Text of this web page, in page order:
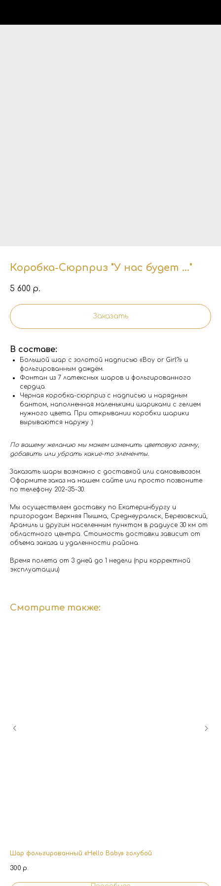
Коробка-Сюрприз "У нас будет ..."
5 600 р.
Заказать
В составе:
Большой шар с золотой надписью «Boy or Girl?» и
фольгированным дождём.
Фонтан из 7 латексных шаров и фольгированного
сердца.
Черная коробка-сюрприз с надписью и нарядным
бантом, наполненная маленькими шариками с гелием
нужного цвета. При открывании коробки шарики
вырываются наружу :)
По вашему желанию мы можем изменить цветовую гамму,
добавить или убрать какие-то элементы.
Заказать шары возможно с доставкой или самовывозом.
Оформите заказ на нашем сайте или просто позвоните
по телефону 202-35-30.
Мы осуществляем доставку по Екатеринбургу и
пригородам: Верхняя Пышма, Среднеуральск, Березовский,
Арамиль и другим населенным пунктом в радиусе 30 км от
областного центра. Стоимость доставки зависит от
объема заказа и удаленности района.
Время полета от 3 дней до 1 недели (при корректной
эксплуатации)
Смотрите также:
Шар фольгированный «Hello Baby» голубой
300 р.